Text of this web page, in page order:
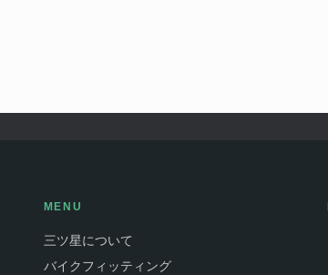
MENU
三ツ星について
バイクフィッティング